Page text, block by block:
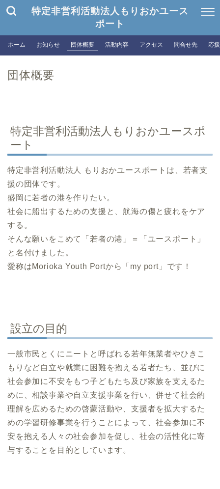
特定非営利活動法人もりおかユース
ポート
ホーム お知らせ 団体概要 活動内容 アクセス 問合せ先 応
団体概要
特定非営利活動法人もりおかユースポ
ート
特定非営利活動法人 もりおかユースポートは、若者支
援の団体です。
盛岡に若者の港を作りたい。
社会に船出するための支援と、航海の傷と疲れをケア
する。
そんな願いをこめて「若者の港」＝「ユースポート」
と名付けました。
愛称はMorioka Youth Portから「my port」です！
設立の目的
一般市民とくにニートと呼ばれる若年無業者やひきこ
もりなど自立や就業に困難を抱える若者たち、並びに
社会参加に不安をもつ子どもたち及び家族を支えるた
めに、相談事業や自立支援事業を行い、併せて社会的
理解を広めるための啓蒙活動や、支援者を拡大するた
めの学習研修事業を行うことによって、社会参加に不
安を抱える人々の社会参加を促し、社会の活性化に寄
与することを目的としています。